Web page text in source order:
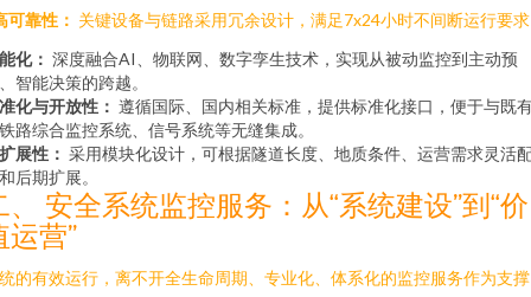
可靠性： 关键设备与链路采用冗余设计，满足7x24小时不间断运行要
化： 深度融合AI、物联网、数字孪生技术，实现从被动监控到主动预
智能决策的跨越。
化与开放性： 遵循国际、国内相关标准，提供标准化接口，便于与既
路综合监控系统、信号系统等无缝集成。
展性： 采用模块化设计，可根据隧道长度、地质条件、运营需求灵活
后期扩展。
、 安全系统监控服务：从“系统建设”到“价
运营”
的有效运行，离不开全生命周期、专业化、体系化的监控服务作为支